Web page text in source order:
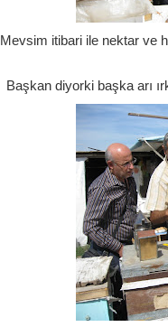
Mevsim itibari ile nektar ve
Başkan diyorki başka arı